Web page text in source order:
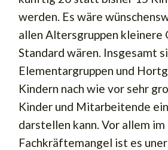
werden. Es wäre
allen Altersgruppen kleinere
Standard wären. Insgesamt
Elementargruppen und
Kindern nach wie vor sehr
Kinder und Mitarbeitende
darstellen kann. Vor allem
Fachkräftemangel ist es